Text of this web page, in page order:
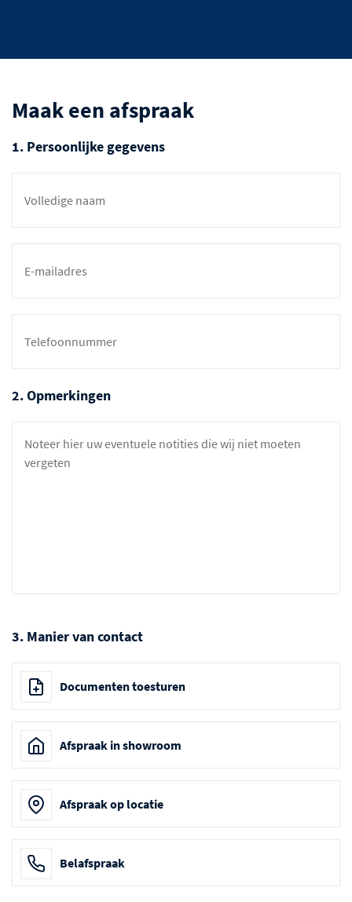
Maak een afspraak
1. Persoonlijke gegevens
2. Opmerkingen
3. Manier van contact
Documenten toesturen
Afspraak in showroom
Afspraak op locatie
Belafspraak